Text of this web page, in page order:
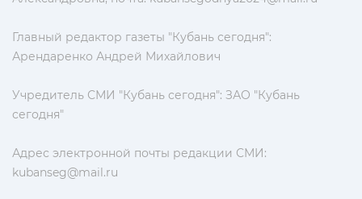
Главный редактор газеты "Кубань сегодня":
Арендаренко Андрей Михайлович
Учредитель СМИ "Кубань сегодня": ЗАО "Кубань
сегодня"
Адрес электронной почты редакции СМИ:
kubanseg@mail.ru